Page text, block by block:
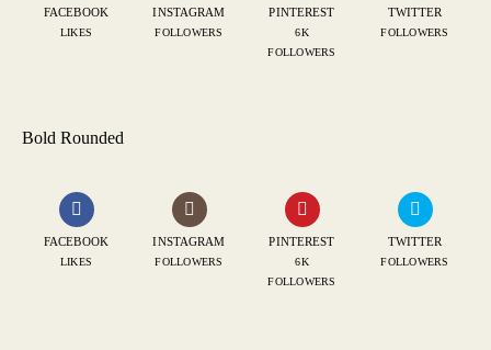
FACEBOOK
LIKES
INSTAGRAM
FOLLOWERS
PINTEREST
6K
FOLLOWERS
TWITTER
FOLLOWERS
Bold Rounded
FACEBOOK
LIKES
INSTAGRAM
FOLLOWERS
PINTEREST
6K
FOLLOWERS
TWITTER
FOLLOWERS